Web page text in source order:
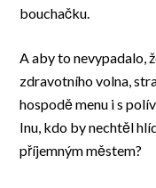
bouchačku.
A aby to nevypadalo,
zdravotního volna,
hospodě menu i s
Inu, kdo by nechtěl
příjemným městem?